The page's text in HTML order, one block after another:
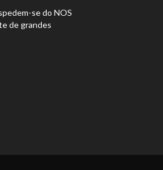
se do NOS
de grandes